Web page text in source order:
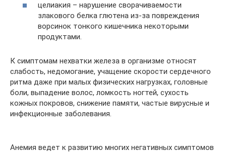
целиакия – нарушение сворачиваемости
злакового белка глютена из-за повреждения
ворсинок тонкого кишечника некоторыми
продуктами.
К симптомам нехватки железа в организме относят
слабость, недомогание, учащение скорости сердечного
ритма даже при малых физических нагрузках, головные
боли, выпадение волос, ломкость ногтей, сухость
кожных покровов, снижение памяти, частые вирусные и
инфекционные заболевания.
Анемия ведет к развитию многих негативных симптомов